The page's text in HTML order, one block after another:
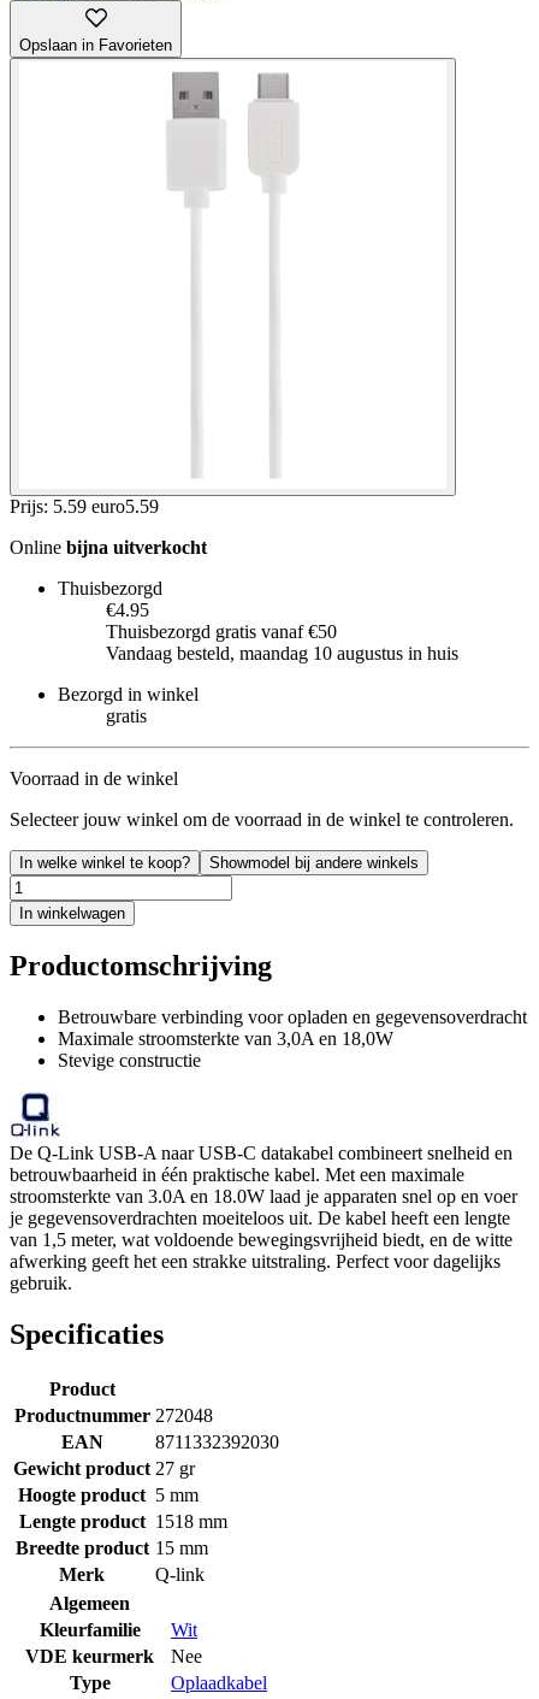
Opslaan in Favorieten
Prijs: 5.59 euro5.59
Online bijna uitverkocht
Thuisbezorgd
€4.95
Thuisbezorgd gratis vanaf €50
Vandaag besteld, maandag 10 augustus in huis
Bezorgd in winkel
gratis
Voorraad in de winkel
Selecteer jouw winkel om de voorraad in de winkel te controleren.
In welke winkel te koop? Showmodel bij andere winkels
In winkelwagen
Productomschrijving
Betrouwbare verbinding voor opladen en gegevensoverdracht
Maximale stroomsterkte van 3,0A en 18,0W
Stevige constructie
De Q-Link USB-A naar USB-C datakabel combineert snelheid en
betrouwbaarheid in één praktische kabel. Met een maximale
stroomsterkte van 3.0A en 18.0W laad je apparaten snel op en voer
je gegevensoverdrachten moeiteloos uit. De kabel heeft een lengte
van 1,5 meter, wat voldoende bewegingsvrijheid biedt, en de witte
afwerking geeft het een strakke uitstraling. Perfect voor dagelijks
gebruik.
Specificaties
Product
Productnummer 272048
EAN
8711332392030
Gewicht product 27 gr
Hoogte product 5 mm
Lengte product 1518 mm
Breedte product 15 mm
Merk
Q-link
Algemeen
Kleurfamilie
Wit
VDE keurmerk
Nee
Type
Oplaadkabel